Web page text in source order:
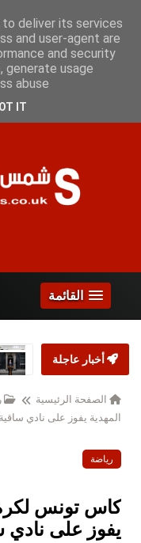
السبت 8
الصفحات
القائمة
أخبار عاجلة
الصفحة الرئيسية
المهدية يفوز على نادي
رياضة
كاس تونس لكرة
يفوز على نادي
deliver its services
and user-agent are
and security
generate usage
abuse.
IT